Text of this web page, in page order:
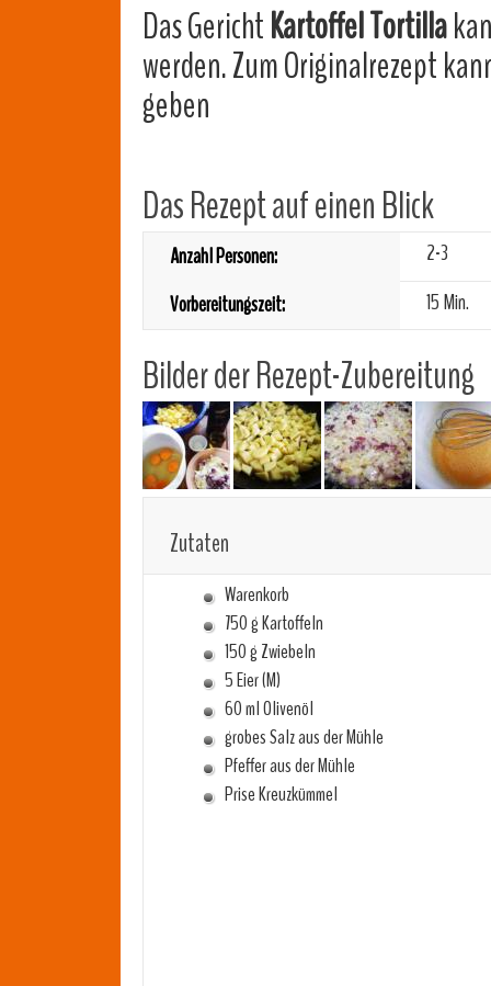
Das GerichtKartoffel Tortilla
werden. Zum Originalrezept
geben
Das Rezept auf einen Blick
Anzahl Personen:
2-3
Vorbereitungszeit:
15 Min.
Bilder der Rezept-Zubereitung
Zutaten
Warenkorb
750 g Kartoffeln
150 g Zwiebeln
5 Eier (M)
60 ml Olivenöl
grobes Salz aus der Mühle
Pfeffer aus der Mühle
Prise Kreuzkümmel